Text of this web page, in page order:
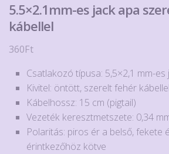
5.5×2.1mm-es jack apa
kábellel
360Ft
Csatlakozó típusa: 5,5×2,1 mm-
Kivitel: öntött, szerelt fehér kábellel
Kábelhossz: 15 cm (pigtail)
Vezeték keresztmetszete: 0,34
Polaritás: piros ér a belső, fekete
érintkezőhöz kötve